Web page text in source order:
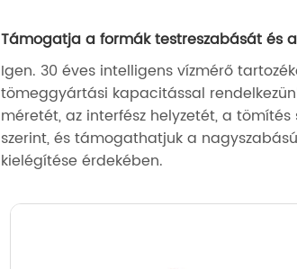
Támogatja a formák testreszabását és
Igen. 30 éves intelligens vízmérő
tömeggyártási kapacitással
méretét, az interfész helyzetét, a
szerint, és támogathatjuk a
kielégítése érdekében.